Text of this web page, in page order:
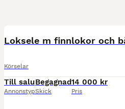
Loksele m finnlokor och
Körselar
Till salu
Annonstyp
Begagnad
Skick
14 000 kr
Pris